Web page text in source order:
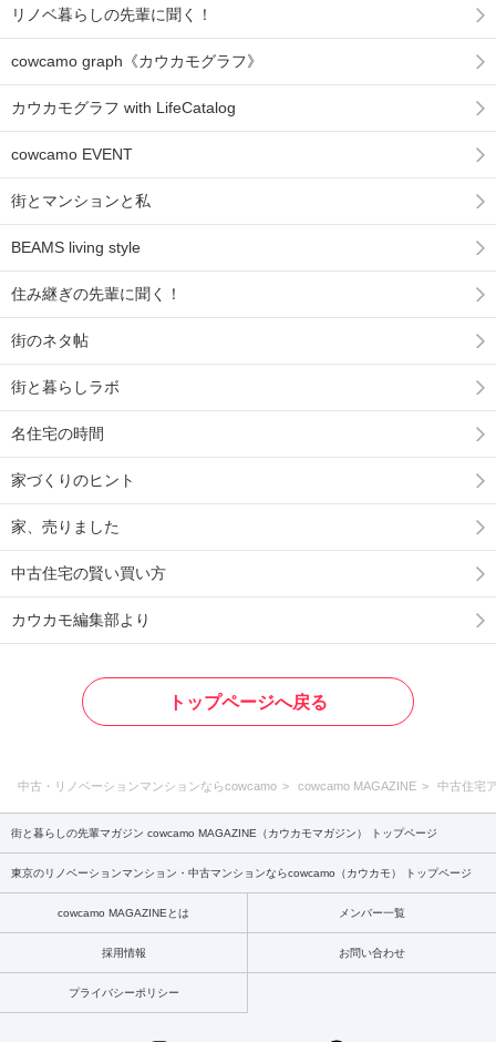
リノベ暮らしの先輩に聞く！
cowcamo graph《カウカモグラフ》
カウカモグラフ with LifeCatalog
cowcamo EVENT
街とマンションと私
BEAMS living style
住み継ぎの先輩に聞く！
街のネタ帖
街と暮らしラボ
名住宅の時間
家づくりのヒント
家、売りました
中古住宅の賢い買い方
カウカモ編集部より
トップページへ戻る
中古・リノベーションマンションならcowcamo cowcamo MAGAZINE 中古住宅
街と暮らしの先輩マガジン cowcamo MAGAZINE（カウカモマガジン） トップページ
東京のリノベーションマンション・中古マンションならcowcamo（カウカモ） トップページ
cowcamo MAGAZINEとは メンバー一覧
採用情報 お問い合わせ
プライバシーポリシー